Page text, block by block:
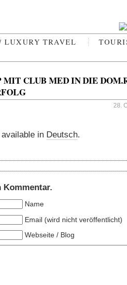
LUXURY TRAVEL
CLUB MED IN DIE
28.
in Deutsch.
Kommentar.
Name
Email (wird nicht veröffentlicht)
Webseite / Blog